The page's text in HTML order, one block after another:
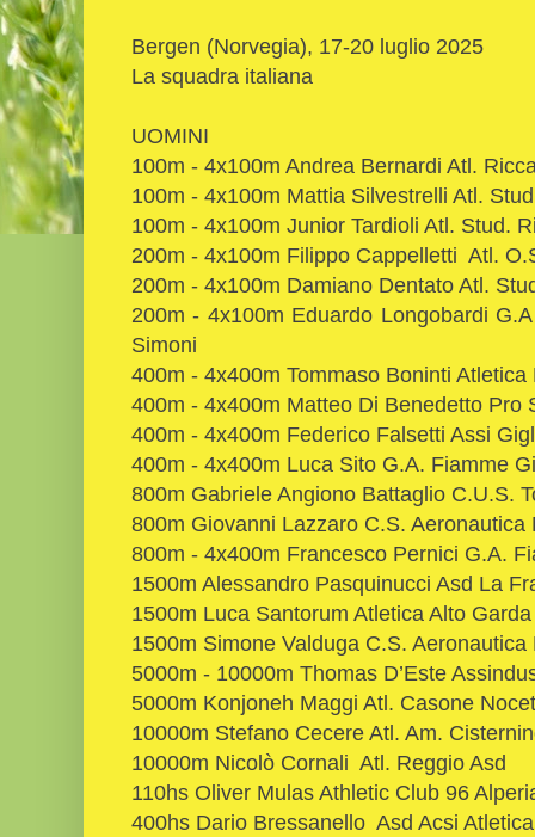
Bergen (Norvegia), 17-20 luglio 2025
La squadra italiana
UOMINI
100m - 4x100m Andrea Bernardi Atl.
100m - 4x100m Mattia Silvestrelli Atl.
100m - 4x100m Junior Tardioli Atl. Stud.
200m - 4x100m Filippo Cappelletti Atl.
200m - 4x100m Damiano Dentato Atl.
200m - 4x100m Eduardo Longobardi
Simoni
400m - 4x400m Tommaso Boninti Atletica
400m - 4x400m Matteo Di Benedetto Pro
400m - 4x400m Federico Falsetti Assi
400m - 4x400m Luca Sito G.A. Fiamme
800m Gabriele Angiono Battaglio C.U.S.
800m Giovanni Lazzaro C.S.
800m - 4x400m Francesco Pernici G.A.
1500m Alessandro Pasquinucci Asd La
1500m Luca Santorum Atletica Alto
1500m Simone Valduga C.S.
5000m - 10000m Thomas D’Este
5000m Konjoneh Maggi Atl. Casone
10000m Stefano Cecere Atl. Am.
10000m Nicolò Cornali Atl. Reggio Asd
110hs Oliver Mulas Athletic Club 96
400hs Dario Bressanello Asd Acsi